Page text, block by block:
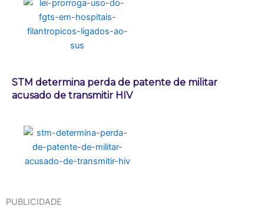
STM determina perda de patente de militar
acusado de transmitir HIV
PUBLICIDADE